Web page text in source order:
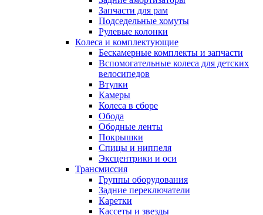
Запчасти для рам
Подседельные хомуты
Рулевые колонки
Колеса и комплектующие
Бескамерные комплекты и запчасти
Вспомогательные колеса для детских
велосипедов
Втулки
Камеры
Колеса в сборе
Обода
Ободные ленты
Покрышки
Спицы и ниппеля
Эксцентрики и оси
Трансмиссия
Группы оборудования
Задние переключатели
Каретки
Кассеты и звезды